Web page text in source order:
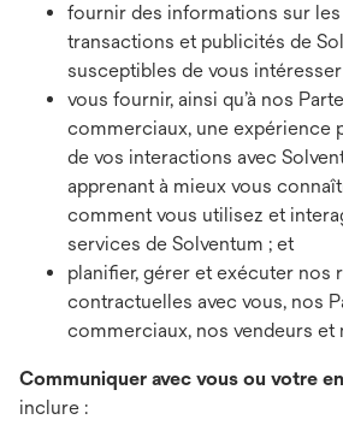
fournir des informations sur
transactions et publicités de
susceptibles de vous
vous fournir, ainsi qu’à nos
commerciaux, une expérience
de vos interactions avec
apprenant à mieux vous
comment vous utilisez et
services de Solventum ; et
planifier, gérer et exécuter nos
contractuelles avec vous, nos
commerciaux, nos vendeurs et
Communiquer avec vous ou votre
inclure :